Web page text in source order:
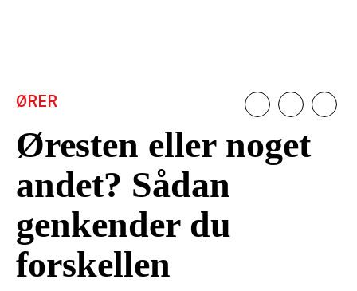
Øresten eller noget
andet? Sådan
genkender du
forskellen
ØRER